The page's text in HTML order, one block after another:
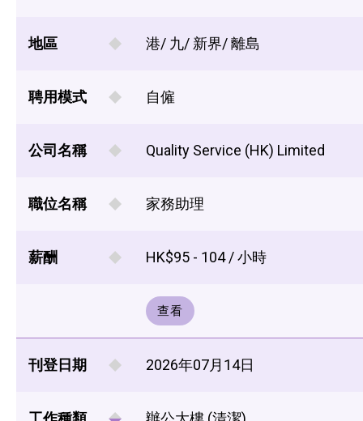
地區 港/ 九/ 新界/ 離島
聘用模式 自僱
公司名稱 Quality Service (HK) Limited
職位名稱 家務助理
薪酬 HK$95 - 104 / 小時
查看
刊登日期 2026年07月14日